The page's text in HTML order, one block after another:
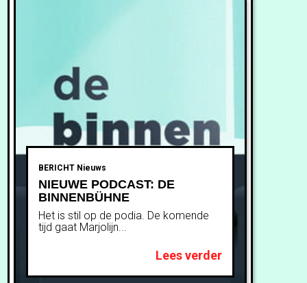
BERICHT Nieuws
NIEUWE PODCAST: DE
BINNENBÜHNE
Het is stil op de podia. De komende
tijd gaat Marjolijn...
Lees verder